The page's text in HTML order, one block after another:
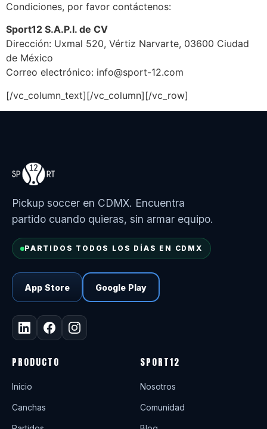
Condiciones, por favor contáctenos:
Sport12 S.A.P.I. de CV
Dirección: Uxmal 520, Vértiz Narvarte, 03600 Ciudad
de México
Correo electrónico: info@sport-12.com
[/vc_column_text][/vc_column][/vc_row]
Pickup soccer en CDMX. Encuentra
partido cuando quieras, sin armar equipo.
PARTIDOS TODOS LOS DÍAS EN CDMX
App Store Google Play
PRODUCTO
Inicio
Canchas
SPORT12
Nosotros
Comunidad